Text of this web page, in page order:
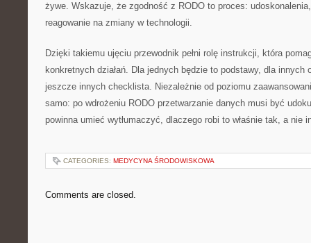
żywe. Wskazuje, że zgodność z RODO to proces:
reagowanie na zmiany w technologii.
Dzięki takiemu ujęciu przewodnik pełni rolę instrukcji, która
konkretnych działań. Dla jednych będzie to podstawy, dla innych
jeszcze innych checklista. Niezależnie od poziomu
samo: po wdrożeniu RODO przetwarzanie danych musi być
powinna umieć wytłumaczyć, dlaczego robi to właśnie tak, a nie
CATEGORIES: MEDYCYNA ŚRODOWISKOWA
Comments are closed.